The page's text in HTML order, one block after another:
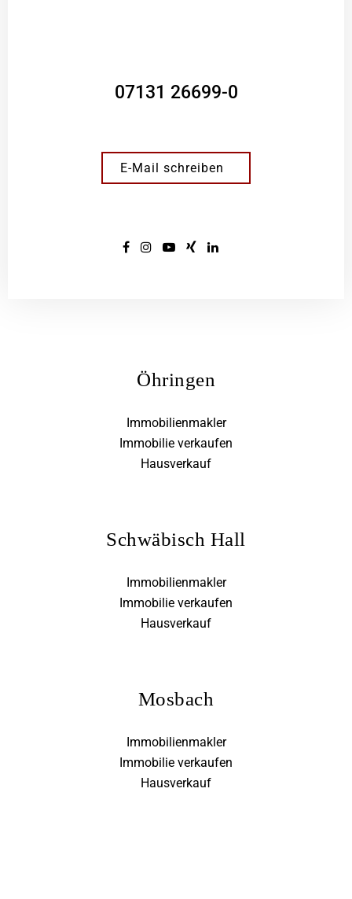
07131 26699-0
E-Mail schreiben
Öhringen
Immobilienmakler
Immobilie verkaufen
Hausverkauf
Schwäbisch Hall
Immobilienmakler
Immobilie verkaufen
Hausverkauf
Mosbach
Immobilienmakler
Immobilie verkaufen
Hausverkauf